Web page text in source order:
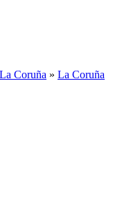
La Coruña » La Coruña